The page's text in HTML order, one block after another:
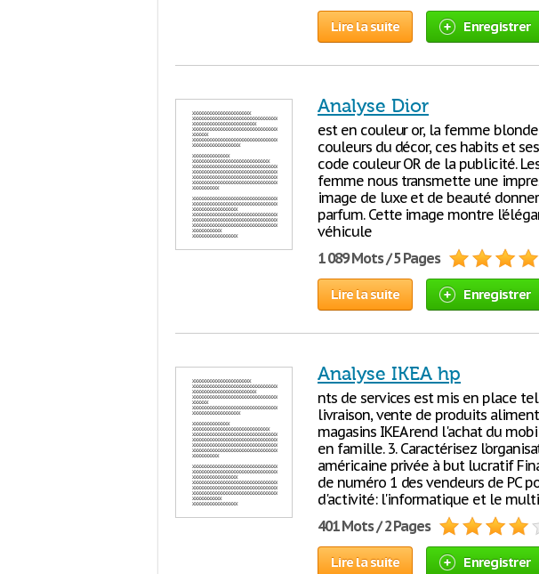
Lire la suite Enregistrer
Analyse Dior
est en couleur or, la femme
couleurs du décor, ces habits et
code couleur OR de la publicité.
femme nous transmette une
image de luxe et de beauté
parfum. Cette image montre
véhicule
1 089 Mots / 5 Pages
Lire la suite Enregistrer
Analyse IKEA hp
nts de services est mis en place
livraison, vente de produits
magasins IKEA rend l'achat du
en famille. 3. Caractérisez
américaine privée à but lucratif
de numéro 1 des vendeurs de PC
d'activité: l'informatique et le
401 Mots / 2 Pages
Lire la suite Enregistrer